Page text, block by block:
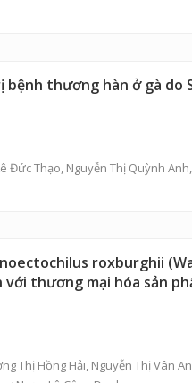
thương hàn ở gà do
Đức Thạo, Nguyễn Thị Quỳnh Anh,
roxburghii
thương mại hóa sản
Thị Hồng Hải, Nguyễn Thị Vân